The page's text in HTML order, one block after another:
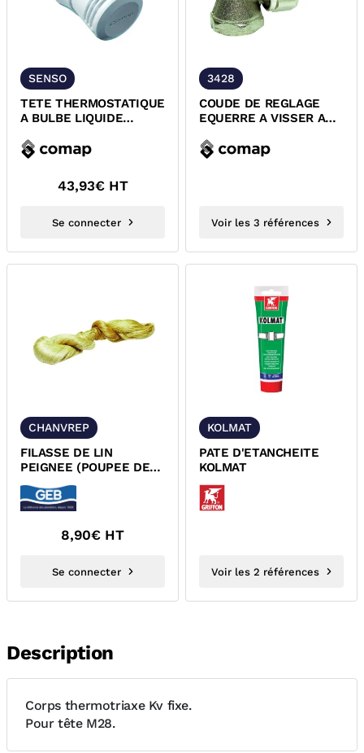
SENSO
TETE THERMOSTATIQUE
A BULBE LIQUIDE
43,93€ HT
Se connecter
3428
COUDE DE REGLAGE
EQUERRE A VISSER A
Voir les 3 références
CHANVREP
FILASSE DE LIN
PEIGNEE (POUPEE DE
CHANVRE) CHANVREP
8,90€ HT
Se connecter
KOLMAT
PATE D'ETANCHEITE
KOLMAT
Voir les 2 références
Description
Corps thermotriaxe Kv fixe.
Pour tête M28.